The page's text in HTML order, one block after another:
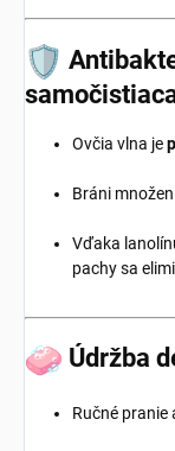
Ovčia vlna je
Bráni
Vďaka
pachy sa
Údržba
Ručné pranie